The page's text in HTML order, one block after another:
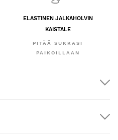
ELASTINEN JALKAHOLVIN
KAISTALE
PITÄÄ SUKKASI
PAIKOILLAAN